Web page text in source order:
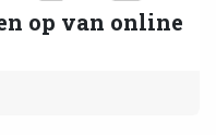
op van online